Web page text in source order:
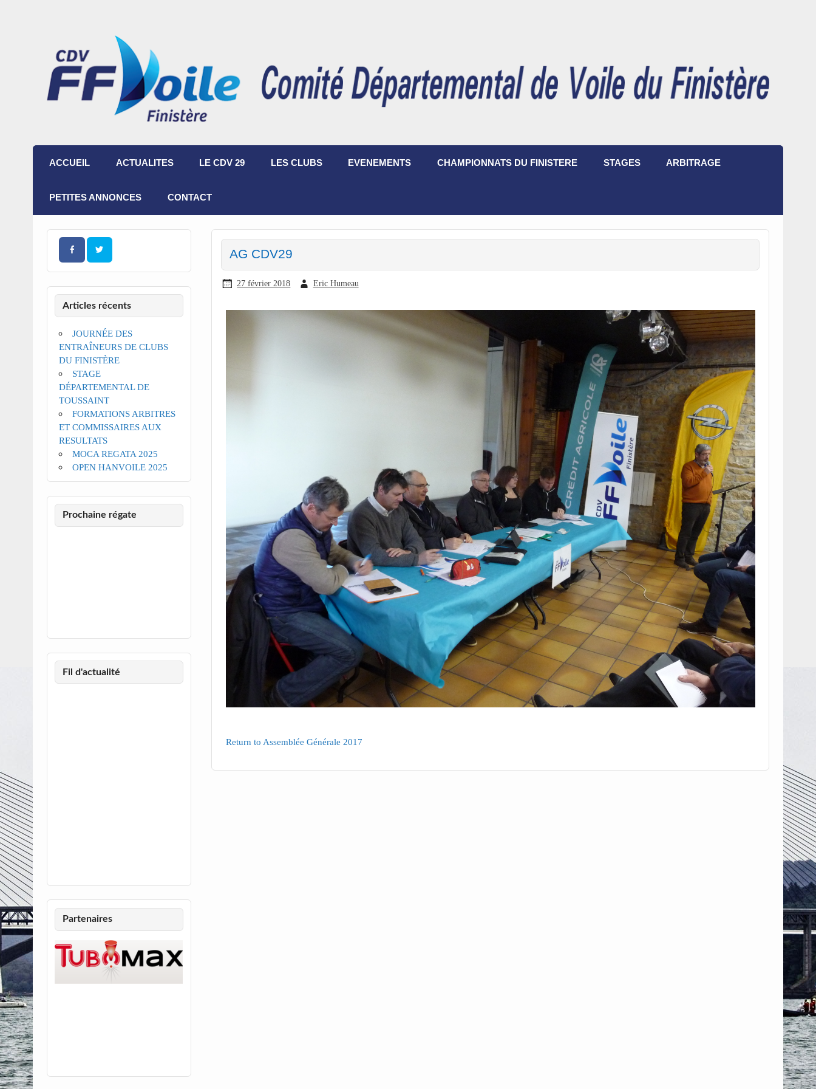
ACCUEIL ACTUALITES LE CDV 29 LES CLUBS EVENEMENTS CHAMPIONNATS DU FINISTERE STAGES ARBITRAGE
PETITES ANNONCES CONTACT
AG CDV29
27 février 2018 Eric Humeau
Return to Assemblée Générale 2017
Articles récents
JOURNÉE DES
ENTRAÎNEURS DE CLUBS
DU FINISTÈRE
STAGE
DÉPARTEMENTAL DE
TOUSSAINT
FORMATIONS ARBITRES
ET COMMISSAIRES AUX
RESULTATS
MOCA REGATA 2025
OPEN HANVOILE 2025
Prochaine régate
Fil d'actualité
Partenaires